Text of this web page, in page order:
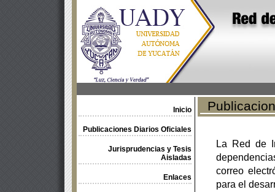
Inicio
Publicaciones Diarios Oficiales
Jurisprudencias y Tesis
Aisladas
Enlaces
La Red de
correo
para el